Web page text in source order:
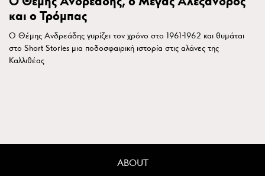
και ο Τρόμπας
Ο Θέμης Ανδρεάδης γυρίζει τον χρόνο στο 1961-1962 και θυμάται
στο Short Stories μια ποδοσφαιρική ιστορία στις αλάνες της
Καλλιθέας
ABOUT